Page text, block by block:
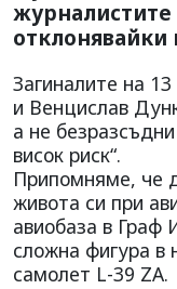
Загиналите на
и Венцислав
а не
висок риск“.
Припомняме, че
живота си при
авиобаза в Граф
сложна фигура в
самолет L-39 ZA.